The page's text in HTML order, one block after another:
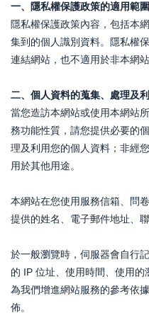
一、隱私權保護政策的適用範圍
隱私權保護政策內容，包括本
集到的個人識別資料。隱私權
連結網站，也不適用於非本網
二、個人資料的蒐集、處理及
當您造訪本網站或使用本網站
務功能性質，請您提供必要的
理及利用您的個人資料；非經
用於其他用途。
本網站在您使用服務信箱、問
提供的姓名、電子郵件地址、
於一般瀏覽時，伺服器會自行
的 IP 位址、使用時間、使用
為我們增進網站服務的參考依
佈。